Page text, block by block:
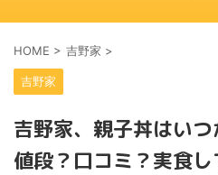
HOME > 吉野家 >
吉野家
吉野家、親子丼はい
値段？口コミ？実食し